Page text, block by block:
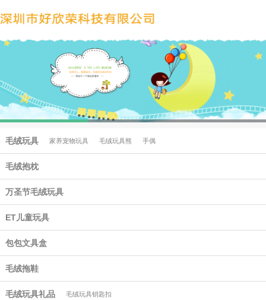
毛绒玩具 家养宠物玩具 毛绒玩具熊 手偶
毛绒抱枕
万圣节毛绒玩具
ET儿童玩具
包包文具盒
毛绒拖鞋
毛绒玩具礼品 毛绒玩具钥匙扣